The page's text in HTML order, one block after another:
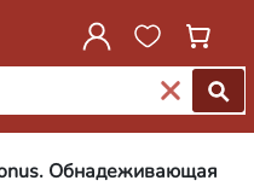
Обнадеживающая